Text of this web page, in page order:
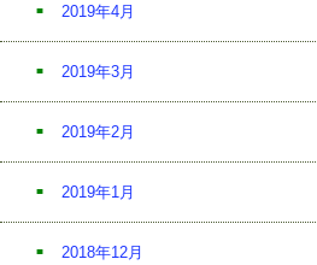
2019年4月
2019年3月
2019年2月
2019年1月
2018年12月